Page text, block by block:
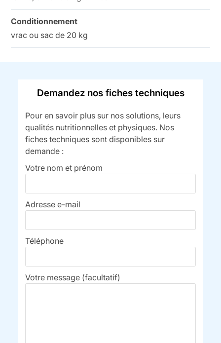
Conditionnement
vrac ou sac de 20 kg
Demandez nos fiches techniques
Pour en savoir plus sur nos solutions, leurs
qualités nutritionnelles et physiques. Nos
fiches techniques sont disponibles sur
demande :
Votre nom et prénom
Adresse e-mail
Téléphone
Votre message (facultatif)